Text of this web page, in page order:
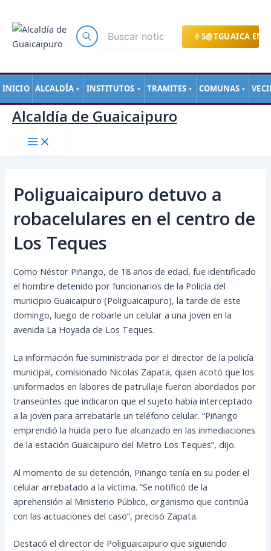
S@TGUAICA EN
INICIO ALCALDÍA ▼ INSTITUTOS ▼ TRAMITES ▼ COMUNAS ▼
contenido
Alcaldía de Guaicaipuro
Poliguaicaipuro detuvo a
robacelulares en el centro de
Los Teques
Como Néstor Piñango, de 18 años de edad, fue identificado
el hombre detenido por funcionarios de la Policía del
municipio Guaicaipuro (Poliguaicaipuro), la tarde de este
domingo, luego de robarle un celular a una joven en la
avenida La Hoyada de Los Teques.
La información fue suministrada por el director de la policía
municipal, comisionado Nicolas Zapata, quien acotó que los
uniformados en labores de patrullajefueron abordados por
transeúntes que indicaron que el sujeto había interceptado
a la joven para arrebatarle un teléfono celular. “Piñango
emprendió la huida pero fue alcanzado en las inmediaciones
de la estación Guaicaipuro del Metro Los Teques”, dijo.
Al momento de su detención, Piñango tenía en su poder el
celular arrebatado a la víctima. “Se notificó de la
aprehensión al Ministerio Público, organismo que continúa
con las actuaciones del caso”, precisó Zapata.
Destacó el director de Poliguaicaipuro que siguiendo
de
entradas